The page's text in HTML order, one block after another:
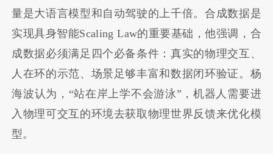
量是大语言模型和自动驾驶的上千倍。合成数据是
实现具身智能Scaling Law的重要基础，他强调，合
成数据必须满足四个必备条件：真实的物理交互、
人在环的示范、场景足够丰富和数据闭环验证。杨
海波认为，“站在岸上学不会游泳”，机器人需要进
入物理可交互的环境去获取物理世界反馈来优化模
型。